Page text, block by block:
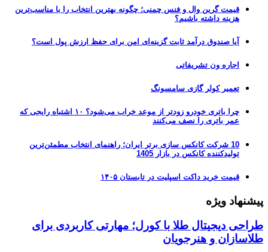
قیمت گرین وال و فنس چمنی؛ چگونه بهترین انتخاب را با مناسب‌ترین
هزینه داشته باشیم؟
آیا صندوق درآمد ثابت گزینه‌ای امن برای حفظ ارزش پول است؟
اجاره ون تشریفاتی
تعمیر کولر گازی سامسونگ
چرا باتری خودرو زودتر از موعد خراب می‌شود؟ ۱۰ اشتباه رایجی که
عمر باتری را نصف می‌کنند
10 شرکت کانکس سازی برتر ایران؛ راهنمای انتخاب مطمئن‌ترین
تولیدکننده کانکس در بازار 1405
قیمت خرید داکت اسپلیت در تابستان ۱۴۰۵
پیشنهاد ویژه
طراحی دیجیتال طلا با کورل؛ مهارتی کاربردی برای
طلاسازان و هنرجویان